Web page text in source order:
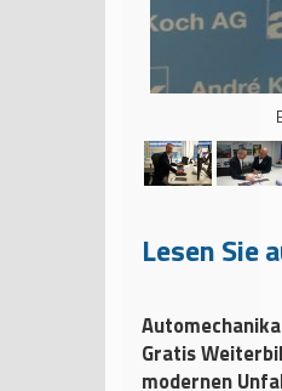
Lesen Sie
Gratis
modernen